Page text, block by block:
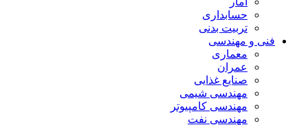
حسابداری
تربیت بدنی
فنی و مهندسی
معماری
عمران
صنایع غذایی
مهندسی شیمی
مهندسی کامپیوتر
مهندسی نفت